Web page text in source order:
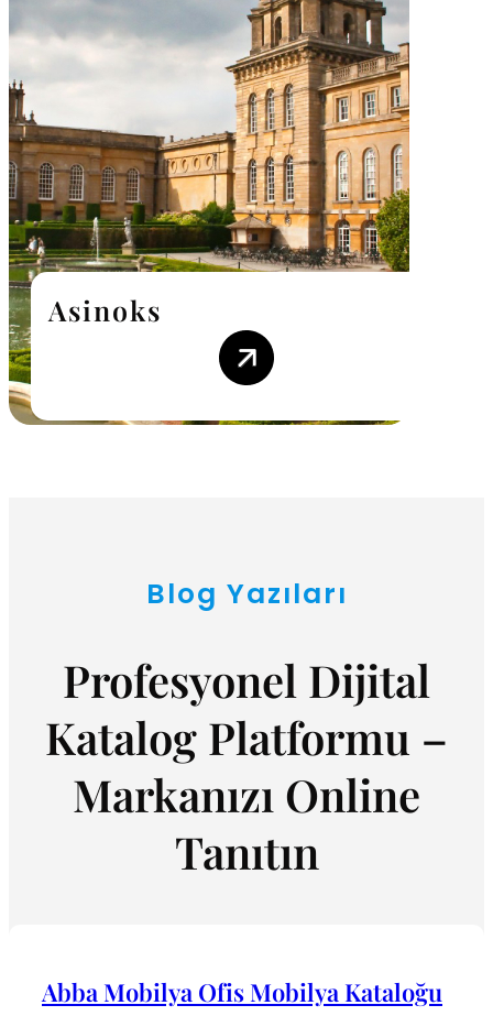
Asinoks
Blog Yazıları
Profesyonel Dijital
Katalog Platformu –
Markanızı Online
Tanıtın
Abba Mobilya Ofis Mobilya Kataloğu